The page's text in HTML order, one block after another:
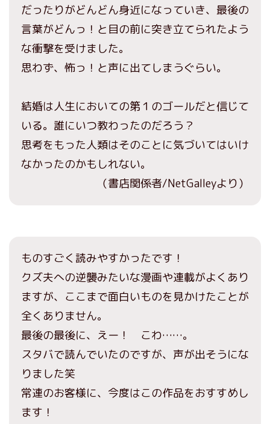
だったりがどんどん身近になっていき、最後の
言葉がどんっ！と目の前に突き立てられたよう
な衝撃を受けました。
思わず、怖っ！と声に出てしまうぐらい。
結婚は人生においての第１のゴールだと信じて
いる。誰にいつ教わったのだろう？
思考をもった人類はそのことに気づいてはいけ
なかったのかもしれない。
（書店関係者/NetGalleyより）
ものすごく読みやすかったです！
クズ夫への逆襲みたいな漫画や連載がよくあり
ますが、ここまで面白いものを見かけたことが
全くありません。
最後の最後に、えー！ こわ……。
スタバで読んでいたのですが、声が出そうにな
りました笑
常連のお客様に、今度はこの作品をおすすめし
ます！